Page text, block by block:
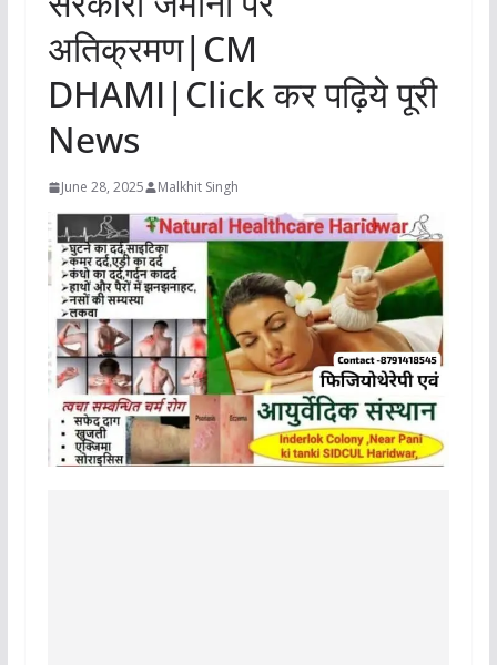
अतिक्रमण|CM
DHAMI|Click कर पढ़िये पूरी
News
June 28, 2025 Malkhit Singh